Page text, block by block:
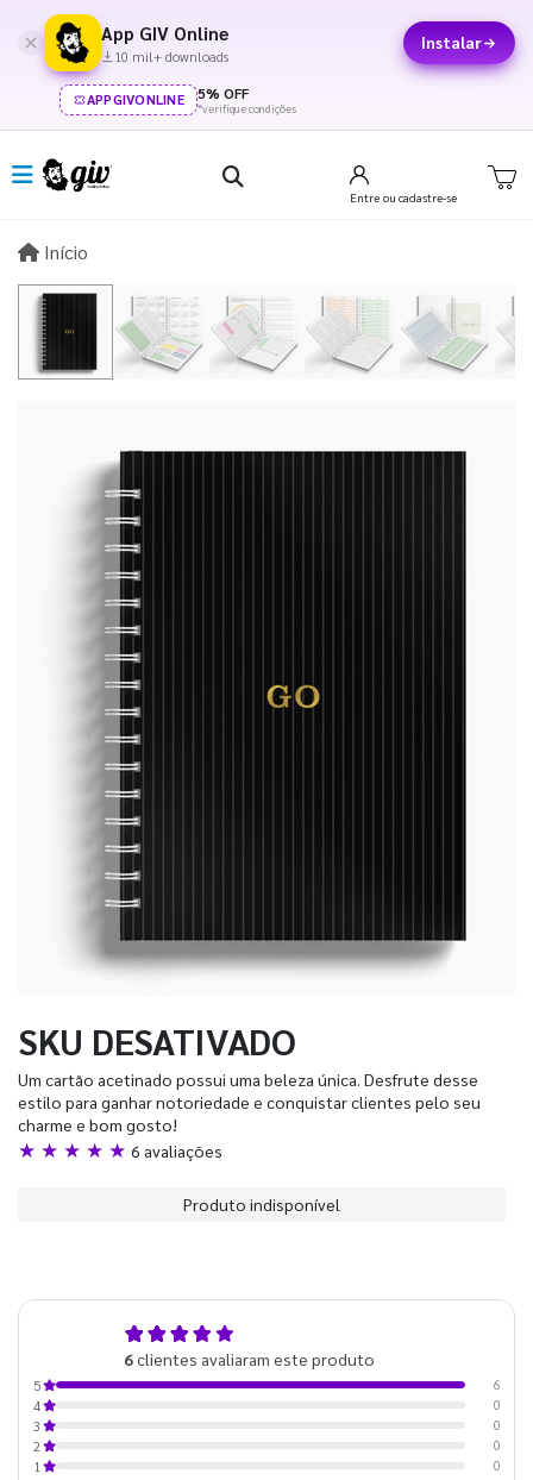
App GIV Online
10 mil+ downloads
Instalar
APPGIVONLINE 5% OFF
*verifique condições
Entre ou cadastre-se
Início
SKU DESATIVADO
Um cartão acetinado possui uma beleza única. Desfrute desse
estilo para ganhar notoriedade e conquistar clientes pelo seu
charme e bom gosto!
★ ★ ★ ★ ★ 6 avaliações
Produto indisponível
6clientes avaliaram este produto
5
6
4
0
3
0
2
0
1
0